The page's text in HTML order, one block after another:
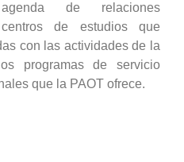
de relaciones
de estudios que
con las actividades de la
programas de servicio
que la PAOT ofrece.